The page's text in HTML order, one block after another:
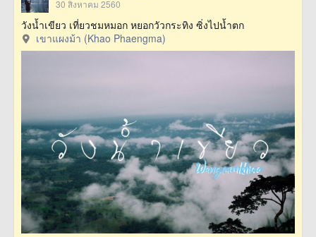
30 สิงหาคม 2560
วังน้ำเขียว เที่ยวชมหมอก หยอกวัวกระทิง ซิ่งไปน้ำตก
เขาแผงม้า (Khao Phaengma)